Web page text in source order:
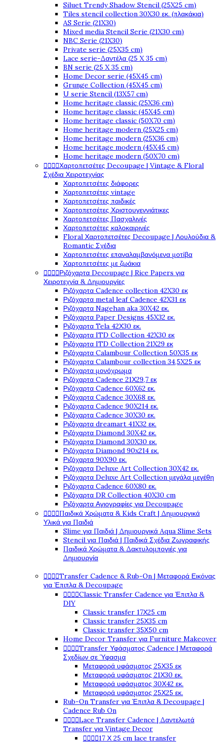
Siluet Trendy Shadow Stencil (25X25 cm)
Tiles stencil collection 30X30 εκ. (πλακάκια)
AS Serie (21X30)
Mixed media Stencil Serie (21X30 cm)
NBC Serie (21X30)
Private serie (25X35 cm)
Lace serie-Δαντέλα (25 X 35 cm)
BN serie (25 X 35 cm)
Home Decor serie (45X45 cm)
Grunge Collection (45X45 cm)
U serie Stencil (13X57 cm)
Home heritage classic (25X36 cm)
Home heritage classic (45X45 cm)
Home heritage classic (50X70 cm)
Home heritage modern (25X25 cm)
Home heritage modern (25X36 cm)
Home heritage modern (45X45 cm)
Home heritage modern (50X70 cm)
Χαρτοπετσέτες Decoupage | Vintage & Floral
Σχέδια Χειροτεχνίας
Χαρτοπετσέτες διάφορες
Χαρτοπετσέτες vintage
Χαρτοπετσέτες παιδικές
Χαρτοπετσέτες Χριστουγεννιάτικες
Χαρτοπετσέτες Πασχαλινές
Χαρτοπετσέτες καλοκαιρινές
Floral Χαρτοπετσέτες Decoupage | Λουλούδια &
Romantic Σχέδια
Χαρτοπετσέτες επαναλαμβανόμενα μοτίβα
Χαρτοπετσέτες με ζωάκια
Ριζόχαρτα Decoupage | Rice Papers για
Χειροτεχνία & Δημιουργίες
Ριζόχαρτα Cadence collection 42X30 εκ
Ριζόχαρτα metal leaf Cadence 42X31 εκ
Ριζόχαρτα Nagehan aka 30X42 εκ.
Ριζόχαρτα Paper Designs 45X32 εκ.
Ριζόχαρτα Tela 42Χ30 εκ.
Ριζόχαρτα ITD Collection 42X30 εκ
Ριζόχαρτα ITD Collection 21X29 εκ
Ριζόχαρτα Calambour Collection 50X35 εκ
Ριζόχαρτα Calambour collection 34,5X25 εκ
Ριζόχαρτα μονόχρωμα
Ριζόχαρτα Cadence 21Χ29,7 εκ
Ριζόχαρτα Cadence 60X62 εκ.
Ριζόχαρτα Cadence 30X68 εκ.
Ριζόχαρτα Cadence 90X214 εκ.
Ριζόχαρτα Cadence 30X30 εκ.
Ριζόχαρτα dreamart 41X32 εκ.
Ριζόχαρτα Diamond 30X42 εκ.
Ριζόχαρτα Diamond 30X30 εκ.
Ριζόχαρτα Diamond 90x214 εκ.
Ριζόχαρτα 90X90 εκ.
Ριζόχαρτα Deluxe Art Collection 30X42 εκ.
Ριζόχαρτα Deluxe Art Collection μεγάλα μεγέθη
Ριζόχαρτα Cadence 60X80 εκ.
Ριζόχαρτα DR Collection 40X30 cm
Ριζόχαρτα Αγιογραφίες για Decoupage
Παιδικά Χρώματα & Kids Craft | Δημιουργικά
Υλικά για Παιδιά
Slime για Παιδιά | Δημιουργικά Aqua Slime Sets
Stencil για Παιδιά | Παιδικά Σχέδια Ζωγραφικής
Παιδικά Χρώματα & Δακτυλομπογιές για
Δημιουργία
Transfer Cadence & Rub-On | Μεταφορά Εικόνας
για Έπιπλα & Decoupage
Classic Transfer Cadence για Έπιπλα &
DIY
Classic transfer 17Χ25 cm
Classic transfer 25Χ35 cm
Classic transfer 35Χ50 cm
Home Decor Transfer για Furniture Makeover
Transfer Υφάσματος Cadence | Μεταφορά
Σχεδίων σε Ύφασμα
Μεταφορά υφάσματος 25Χ35 εκ
Μεταφορά υφάσματος 21Χ30 εκ.
Μεταφορά υφάσματος 30Χ42 εκ.
Μεταφορά υφάσματος 25Χ25 εκ.
Rub-On Transfer για Έπιπλα & Decoupage |
Cadence Rub On
Lace Transfer Cadence | Δαντελωτά
Transfer για Vintage Decor
17 Χ 25 cm lace transfer